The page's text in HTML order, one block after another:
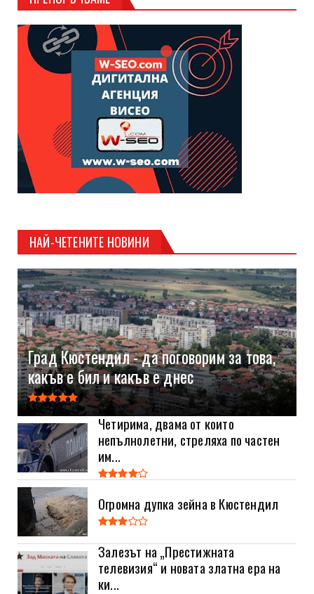
НАЙ-ЧЕТЕНИТЕ НОВИНИ
Град Кюстендил - да поговорим за това,
какъв е бил и какъв е днес
Четирима, двама от които
непълнолетни, стреляха по частен
им...
Огромна дупка зейна в Кюстендил
Залезът на „Престижната
телевизия“ и новата златна ера на
ки...